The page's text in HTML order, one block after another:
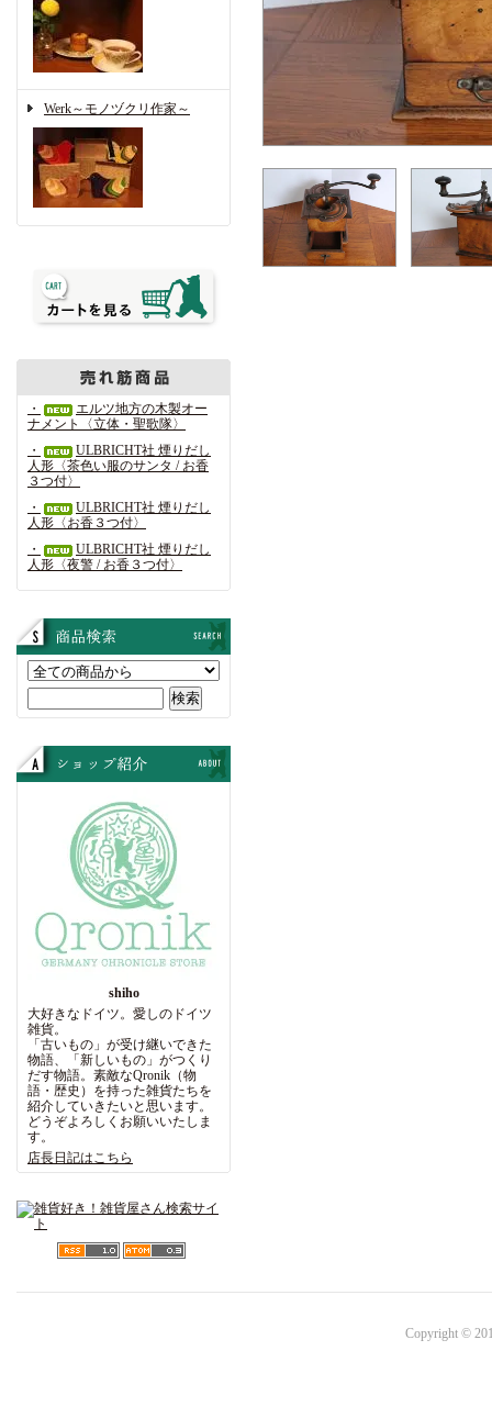
Werk～モノヅクリ作家～
・
エルツ地方の木製オー
ナメント〈立体・聖歌隊〉
・
ULBRICHT社 煙りだし
人形〈茶色い服のサンタ / お香
３つ付〉
・
ULBRICHT社 煙りだし
人形〈お香３つ付〉
・
ULBRICHT社 煙りだし
人形〈夜警 / お香３つ付〉
shiho
大好きなドイツ。愛しのドイツ
雑貨。
「古いもの」が受け継いできた
物語、「新しいもの」がつくり
だす物語。素敵なQronik（物
語・歴史）を持った雑貨たちを
紹介していきたいと思います。
どうぞよろしくお願いいたしま
す。
店長日記はこちら
Copyright ©